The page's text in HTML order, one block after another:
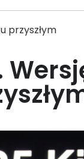
przyszłym